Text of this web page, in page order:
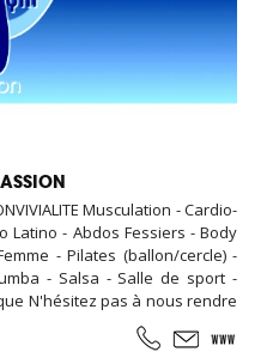
Musculation - Cardio-
Latino - Abdos Fessiers - Body
- Pilates (ballon/cercle) -
- Salsa - Salle de sport -
N'hésitez pas à nous rendre
Pour toute inscription,
la durée de votre abonnement.